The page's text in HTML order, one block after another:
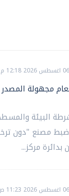
طعام مجهولة
البيئة
مصنع "دون
مركز...